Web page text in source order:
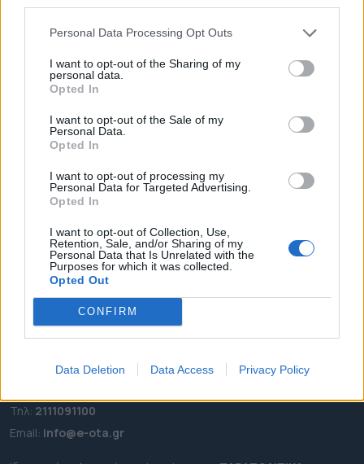
Personal Data Processing Opt Outs
I want to opt-out of the Sharing of my
personal data.
Opted In
I want to opt-out of the Sale of my
Personal Data.
Opted In
I want to opt-out of processing my
Personal Data for Targeted Advertising.
Opted In
I want to opt-out of Collection, Use,
Retention, Sale, and/or Sharing of my
Personal Data that Is Unrelated with the
Purposes for which it was collected.
Opted Out
CONFIRM
Data Deletion Data Access Privacy Policy
ΡΟΗ ΕΙΔΗΣΕΩΝ
ΠΕΡΙΦΕΡΕΙΕΣ
OTA LEAKS
ΣΥΝΕΝΤΕΥΞΕΙΣ
ΑΠΟΨΕΙΣ
ΠΡΟΣΛΗΨΕΙΣ
Ταχ. Διεύθυνση:Λεωφόρος Ανδρέα Συγγρού 188, 17671,
Τηλ: 2111091100
Εmail: info@e-ota.gr